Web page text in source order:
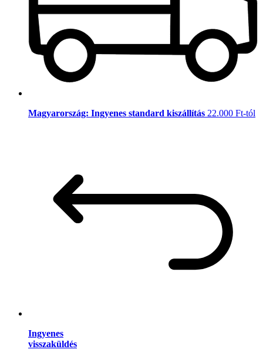
Magyarország: Ingyenes standard kiszállítás 22.000 Ft-tól
Ingyenes
visszaküldés